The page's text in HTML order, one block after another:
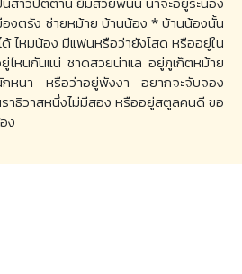
องตรัง ช่ายหม้าย บ้านน้อง * บ้านน้องนั้น
ไหมน้อง มีแฟนหรือว่ายังโสด หรืออยู่ใน
ไหนกันแน่ ชาดสวยน่าแล อยู่ภูเก็ตหม้าย
หนา หรือว่าอยู่พังงา อยากจะจับจอง
าธิวาสหนึ่งไม่มีสอง หรืออยู่สตูลคนดี ขอ
ง